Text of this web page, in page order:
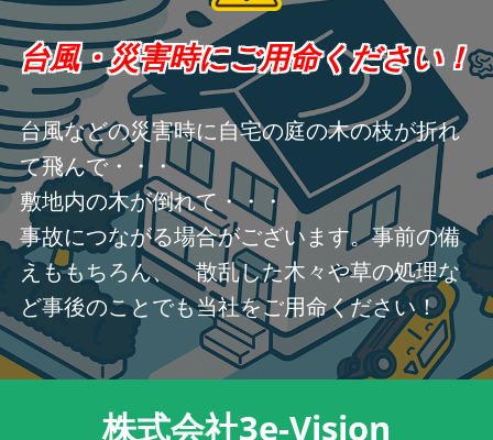
台風・災害時にご用命ください！
台風などの災害時に自宅の庭の木の枝が折れ
て飛んで・・・
敷地内の木が倒れて・・・
事故につながる場合がございます。事前の備
えももちろん、 散乱した木々や草の処理な
ど事後のことでも当社をご用命ください！
株式会社3e-Vision